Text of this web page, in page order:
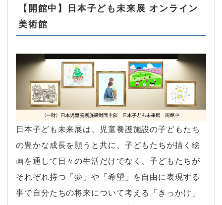
【開館中】日本子ども未来展 オンライン
美術館
日本子ども未来展は、児童養護施設の子どもたち
の豊かな成長を願うと共に、子どもたちが描く絵
画を通して日々の生活だけでなく、子どもたちが
それぞれ持つ「夢」や「希望」を自由に表現する
事で自分たちの将来について考える「きっかけ」